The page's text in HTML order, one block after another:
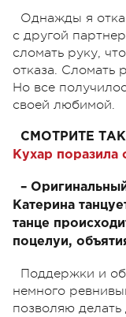
Однажды я
с другой
сломать руку,
отказа. Сломать
Но все
своей любимой.
СМОТРИТЕ
Кухар
–
Катерина
танце
поцелуи,
Поддержки и
немного
позволяю